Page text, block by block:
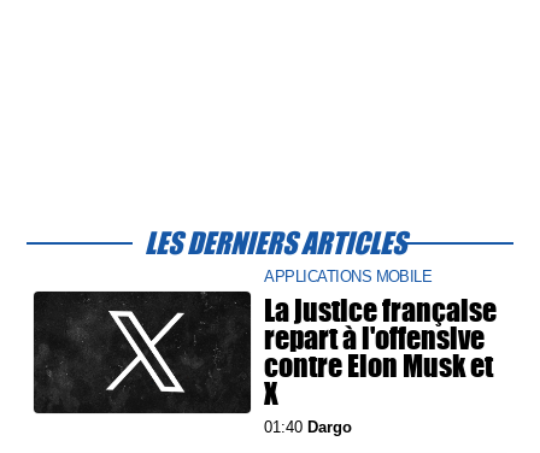
LES DERNIERS ARTICLES
APPLICATIONS MOBILE
La justice française
repart à l'offensive
contre Elon Musk et
X
01:40 Dargo